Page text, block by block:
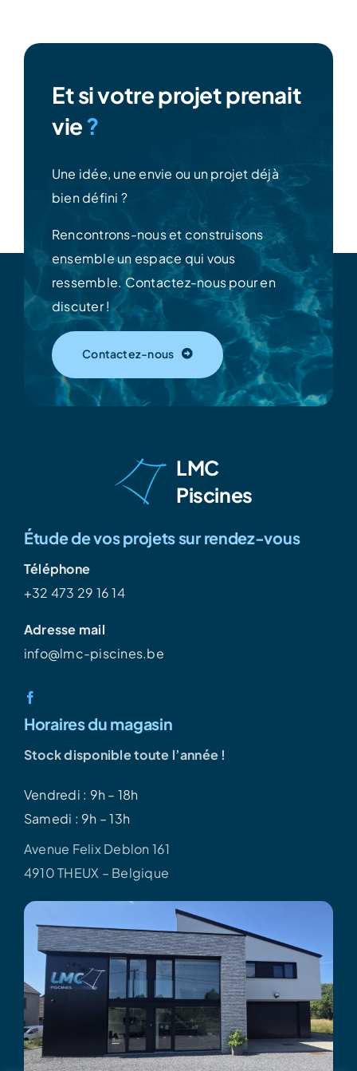
Et si votre projet prenait
vie?
Une idée, une envie ou un projet déjà
bien défini ?
Rencontrons-nous et construisons
ensemble un espace qui vous
ressemble. Contactez-nous pour en
discuter !
Contactez-nous
LMC
Piscines
Étude de vos projets sur rendez-vous
Téléphone
+32 473 29 16 14
Adresse mail
info@lmc-piscines.be
Horaires du magasin
Stock disponible toute l’année !
Vendredi : 9h – 18h
Samedi : 9h – 13h
Avenue Felix Deblon 161
4910 THEUX – Belgique